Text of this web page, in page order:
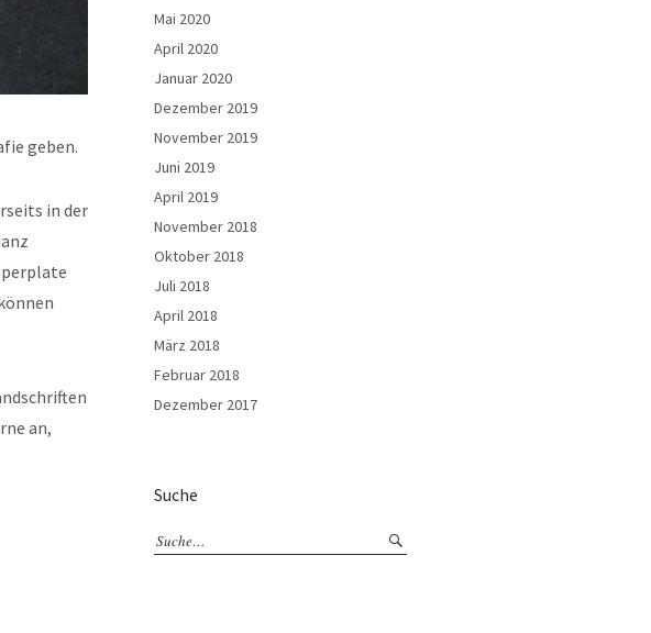
geben.
in der
an,
Mai 2020
April 2020
Januar 2020
Dezember 2019
November 2019
Juni 2019
April 2019
November 2018
Oktober 2018
Juli 2018
April 2018
März 2018
Februar 2018
Dezember 2017
Suche